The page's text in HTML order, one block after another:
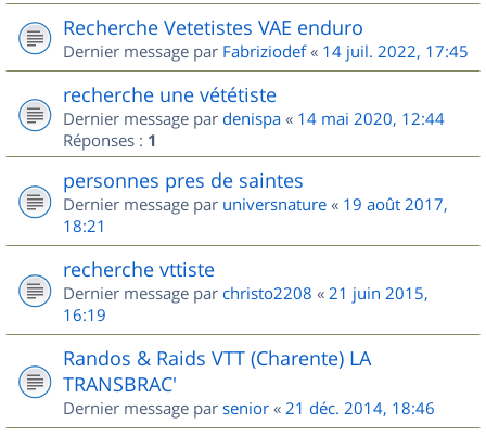
Recherche Vetetistes VAE enduro
Dernier message par Fabriziodef« 14 juil. 2022, 17:45
recherche une vététiste
Dernier message par denispa « 14 mai 2020, 12:44
Réponses : 1
personnes pres de saintes
Dernier message par universnature « 19 août 2017,
18:21
recherche vttiste
Dernier message par christo2208 « 21 juin 2015,
16:19
Randos & Raids VTT (Charente) LA
TRANSBRAC'
Dernier message par senior « 21 déc. 2014, 18:46